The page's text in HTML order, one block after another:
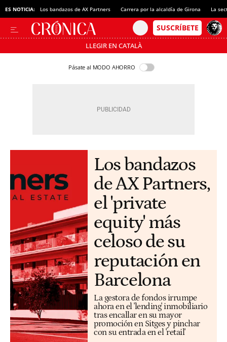
ES NOTICIA: Los bandazos de AX Partners Carrera por la alcaldía de Girona La
LLEGIR EN CATALÀ
Pásate al MODO AHORRO
Los bandazos
de AX Partners,
el 'private
equity' más
celoso de su
reputación en
Barcelona
La gestora de fondos irrumpe
ahora en el 'lending' inmobiliario
tras encallar en su mayor
promoción en Sitges y pinchar
con su entrada en el 'retail'